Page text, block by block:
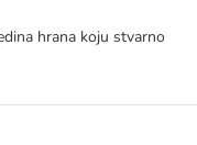
hrana koju stvarno